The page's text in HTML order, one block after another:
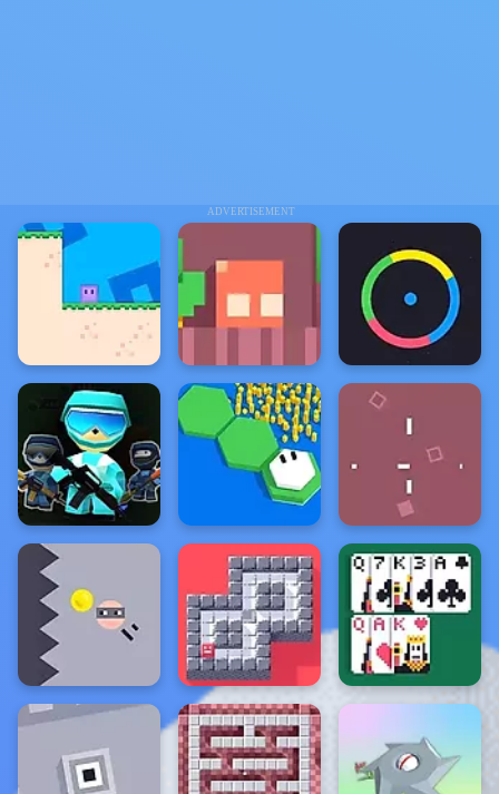
ADVERTISEMENT